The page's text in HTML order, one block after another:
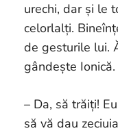
urechi, dar și le
celorlalți.
de gesturile lui.
gândește Ionică.
– Da, să trăiți!
să vă dau